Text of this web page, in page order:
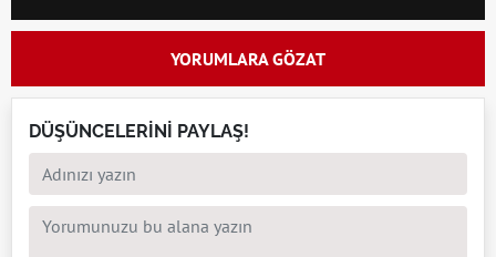
YORUMLARA GÖZAT
DÜŞÜNCELERİNİ PAYLAŞ!